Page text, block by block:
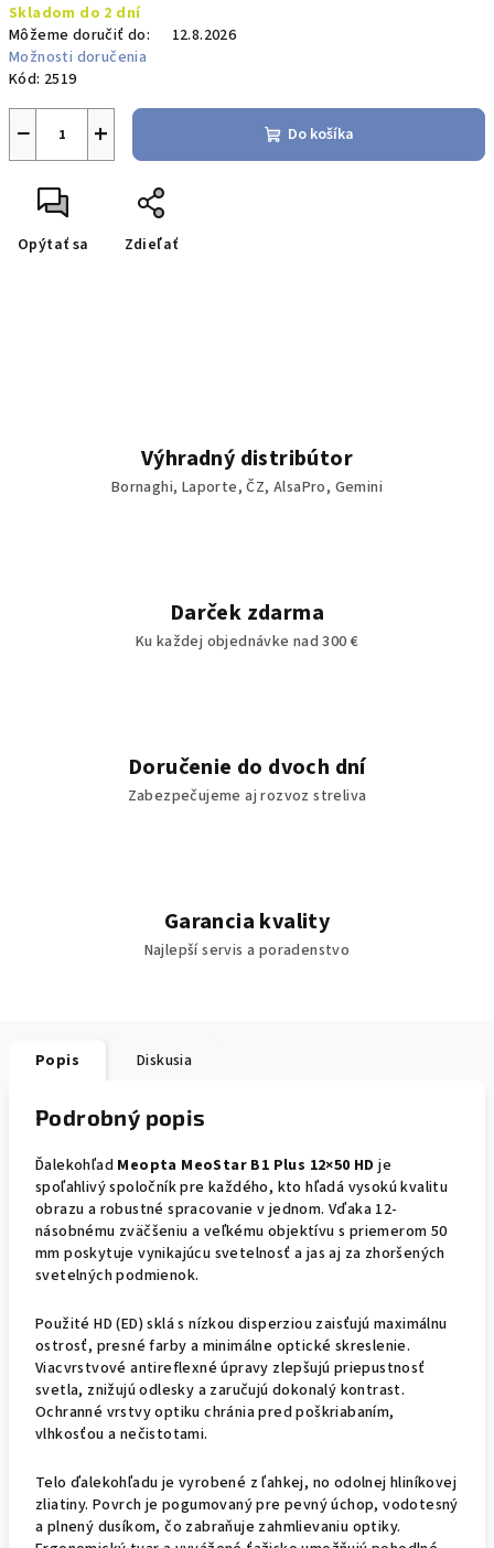
cena:
Skladom do 2 dní
Môžeme doručiť do:
12.8.2026
Možnosti doručenia
Kód: 2519
+
− Do košíka
Opýtať sa Zdieľať
Výhradný distribútor
Bornaghi, Laporte, ČZ, AlsaPro, Gemini
Darček zdarma
Ku každej objednávke nad 300 €
Doručenie do dvoch dní
Zabezpečujeme aj rozvoz streliva
Garancia kvality
Najlepší servis a poradenstvo
Popis Diskusia
Podrobný popis
Ďalekohľad Meopta MeoStar B1 Plus 12×50 HD je
spoľahlivý spoločník pre každého, kto hľadá vysokú kvalitu
obrazu a robustné spracovanie v jednom. Vďaka 12-
násobnému zväčšeniu a veľkému objektívu s priemerom 50
mm poskytuje vynikajúcu svetelnosť a jas aj za zhoršených
svetelných podmienok.
Použité HD (ED) sklá s nízkou disperziou zaisťujú maximálnu
ostrosť, presné farby a minimálne optické skreslenie.
Viacvrstvové antireflexné úpravy zlepšujú priepustnosť
svetla, znižujú odlesky a zaručujú dokonalý kontrast.
Ochranné vrstvy optiku chránia pred poškriabaním,
vlhkosťou a nečistotami.
Telo ďalekohľadu je vyrobené z ľahkej, no odolnej hliníkovej
zliatiny. Povrch je pogumovaný pre pevný úchop, vodotesný
a plnený dusíkom, čo zabraňuje zahmlievaniu optiky.